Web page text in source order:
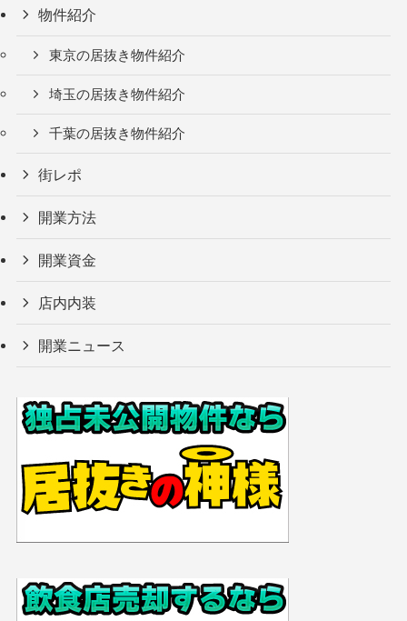
物件紹介
東京の居抜き物件紹介
埼玉の居抜き物件紹介
千葉の居抜き物件紹介
街レポ
開業方法
開業資金
店内内装
開業ニュース